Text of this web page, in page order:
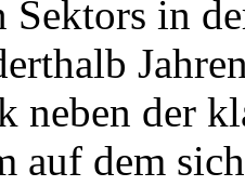
Sektors in
neben der
auf dem